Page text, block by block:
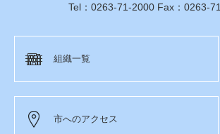
Tel：0263-71-2000 Fax：0263-
組織一覧
市へのアクセス